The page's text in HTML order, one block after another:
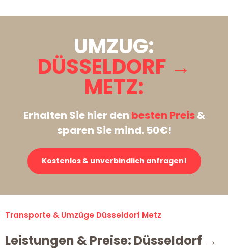
UMZUG:
DÜSSELDORF →
METZ:
Erhalten Sie hier den besten Preis&
sparen Sie mind. 50€!
Kostenlos & unverbindlich anfragen!
Transporte & Umzüge Düsseldorf Metz
Leistungen & Preise: Düsseldorf →